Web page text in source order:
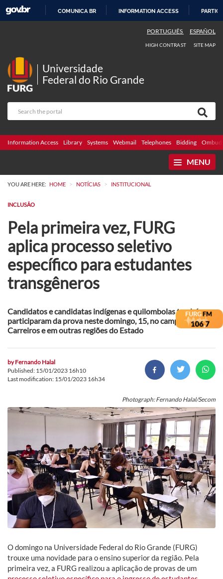
COMUNICA BR INFORMATION ACCESS
PORTUGUÊS ESPAÑOL
HIGH CONTRAST SITE MAP
Universidade
Federal do Rio Grande
Information Access Library Systems Webmail Telephones Bidding
MENU
YOU ARE HERE: HOME > NOTÍCIAS > INSTITUCIONAL
INCLUSÃO
Pela primeira vez, FURG
aplica processo seletivo
específico para estudantes
transgêneros
Candidatos e candidatas indígenas e quilombolas também
participaram da prova neste domingo, 15, no campus
Carreiros e em outras regiões do Estado
byFernando Halal
Published: 15/01/2023 16h10
Last modification: 15/01/2023 16h34
Photograph: Fernando Halal/Secom
O domingo na Universidade Federal do Rio Grande (FURG)
trouxe uma novidade para o ensino superior da região. Pela
primeira vez, a FURG realizou a aplicação de provas de um